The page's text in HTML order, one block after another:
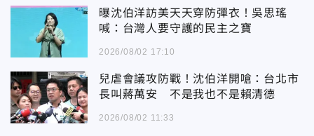
曝沈伯洋訪美天天穿防彈衣！吳思瑤
喊：台灣人要守護的民主之寶
2026/08/02 17:10
兒虐會議攻防戰！沈伯洋開嗆：台北市
長叫蔣萬安 不是我也不是賴清德
2026/08/02 11:33